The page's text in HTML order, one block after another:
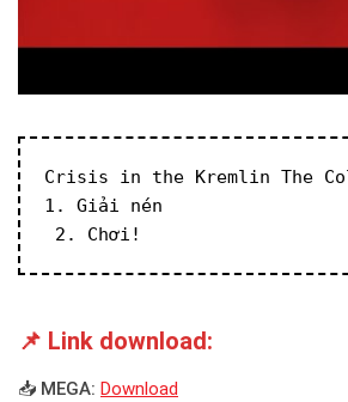
Crisis in the Kremlin The
1. Giải nén
2. Chơi!
📌 Link download:
📥 MEGA: Download